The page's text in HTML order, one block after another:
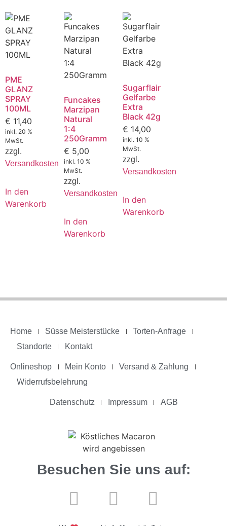
PME
GLANZ
SPRAY
100ML
€ 11,40
inkl. 20 %
MwSt.
zzgl.
Versandkosten
In den
Warenkorb
Funcakes
Marzipan
Natural
1:4
250Gramm
€ 5,00
inkl. 10 %
MwSt.
zzgl.
Versandkosten
In den
Warenkorb
Sugarflair
Gelfarbe
Extra
Black 42g
€ 14,00
inkl. 10 %
MwSt.
zzgl.
Versandkosten
In den
Warenkorb
Home Süsse Meisterstücke
Torten-Anfrage
Standorte
Kontakt
Onlineshop Mein Konto
Versand & Zahlung
Widerrufsbelehrung
Datenschutz Impressum AGB
Besuchen Sie uns auf: